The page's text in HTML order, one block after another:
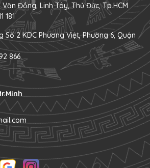
Văn Đồng, Linh Tây, Thủ Đức, Tp.HCM
181
Số 2 KDC Phương Việt, Phường 6, Quận
866